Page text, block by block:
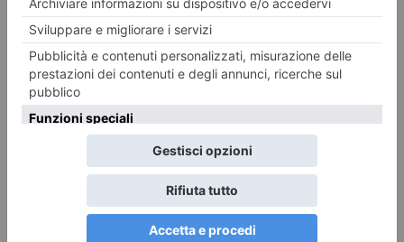
attrazione e non solo di passaggio. Lo spettacolo culinario e
l’interazione con il pubblico saranno guidati dai noti chef
Andrea Mainardi e Daniele Persegani, con la conduzione di
Barbara Politi. È prevista inoltre la partecipazione della
leggenda del golf italiano Costantino Rocca.
SHORT GAME MASTER CLASS CON LUKE DONALD –
Venerdì 26 giugno, presso il Driving Range del Circolo Golf
Torino, alle ore 14:00 si terrà la “Short Game Masterclass
with European Ryder Cup Captain Luke Donald”. La clinic,
della durata di circa 60 minuti, sarà riservata a 15 giovani